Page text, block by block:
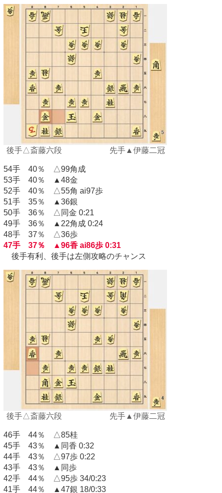
後手△斎藤六段 先手▲伊藤二冠
54手 40％ △99角成
53手 40％ ▲48金
52手 40％ △55角 ai97歩
51手 35％ ▲36銀
50手 36％ △同金 0:21
49手 36％ ▲22角成 0:24
48手 37％ △36歩
47手 37％ ▲96香 ai86歩 0:31
後手有利、後手は左側攻略のチャンス
後手△斎藤六段 先手▲伊藤二冠
46手 44％ △85桂
45手 43％ ▲同香 0:32
44手 43％ △97歩 0:22
43手 43％ ▲同歩
42手 44％ △95歩 34/0:23
41手 44％ ▲47銀 18/0:33